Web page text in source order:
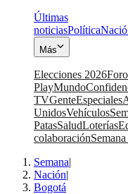
Últimas
noticiasPolítica
Más
Elecciones 2026
PlayMundo
TVGenteEspeciales
UnidosVehículos
PatasSaludLoterías
colaboración
Semana|
Nación|
Bogotá